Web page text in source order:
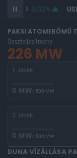
365,49 0,02%
PAKSI ATOMERŐMŰ
Összteljesítmény
226 MW
1. blokk
0 MW/ 500 MW
3. blokk
0 MW/ 500 MW
DUNA VÍZÁLLÁSA